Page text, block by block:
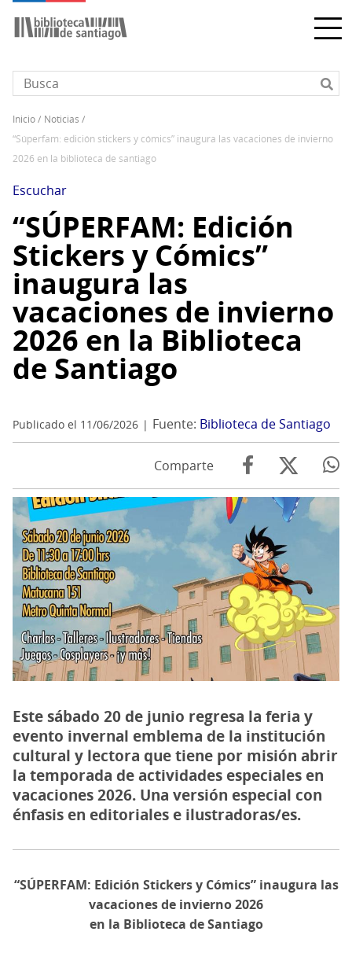
principal
Sobrescribir
enlaces
ayuda
a
la
navegación
inicio
noticias
“súperfam: edición stickers y cómics” inaugura las vacaciones de invierno
2026 en la biblioteca de santiago
Escuchar
“SÚPERFAM: Edición
Stickers y Cómics”
inaugura las
vacaciones de invierno
2026 en la Biblioteca
de Santiago
Publicado el 11/06/2026 Fuente: Biblioteca de Santiago
Comparte
Este sábado 20 de junio regresa la feria y
evento invernal emblema de la institución
cultural y lectora que tiene por misión abrir
la temporada de actividades especiales en
vacaciones 2026. Una versión especial con
énfasis en editoriales e ilustradoras/es.
“SÚPERFAM: Edición Stickers y Cómics” inaugura las
vacaciones de invierno 2026
en la Biblioteca de Santiago